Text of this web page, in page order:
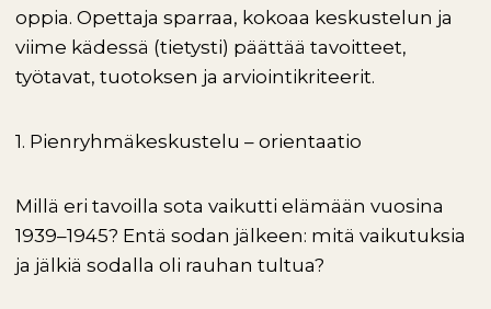
oppia. Opettaja sparraa, kokoaa keskustelun ja
viime kädessä (tietysti) päättää tavoitteet,
työtavat, tuotoksen ja arviointikriteerit.
1. Pienryhmäkeskustelu – orientaatio
Millä eri tavoilla sota vaikutti elämään vuosina
1939–1945? Entä sodan jälkeen: mitä vaikutuksia
ja jälkiä sodalla oli rauhan tultua?